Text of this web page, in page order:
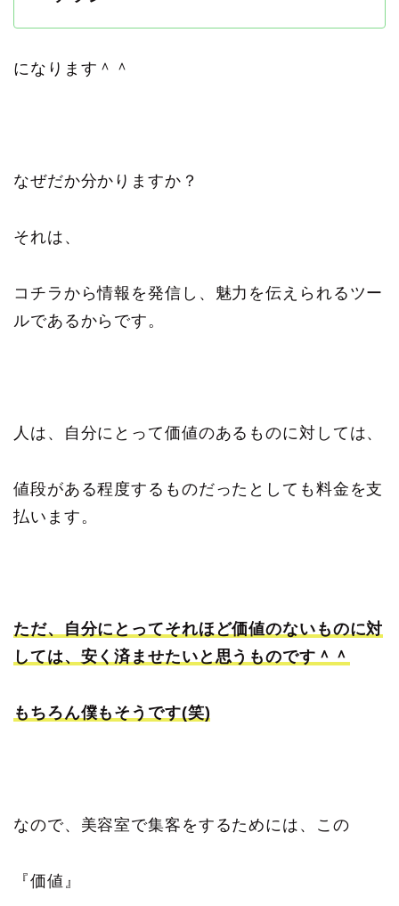
になります＾＾
なぜだか分かりますか？
それは、
コチラから情報を発信し、魅力を伝えられるツー
ルであるからです。
人は、自分にとって価値のあるものに対しては、
値段がある程度するものだったとしても料金を支
払います。
ただ、自分にとってそれほど価値のないものに対
しては、安く済ませたいと思うものです＾＾
もちろん僕もそうです(笑)
なので、美容室で集客をするためには、この
『価値』